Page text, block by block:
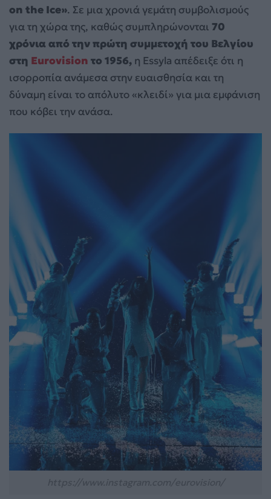
on the Ice». Σε μια χρονιά γεμάτη συμβολισμούς
για τη χώρα της, καθώς συμπληρώνονται 70
χρόνια από την πρώτη συμμετοχή του Βελγίου
στη Eurovision το 1956, η Essyla απέδειξε ότι η
ισορροπία ανάμεσα στην ευαισθησία και τη
δύναμη είναι το απόλυτο «κλειδί» για μια εμφάνιση
που κόβει την ανάσα.